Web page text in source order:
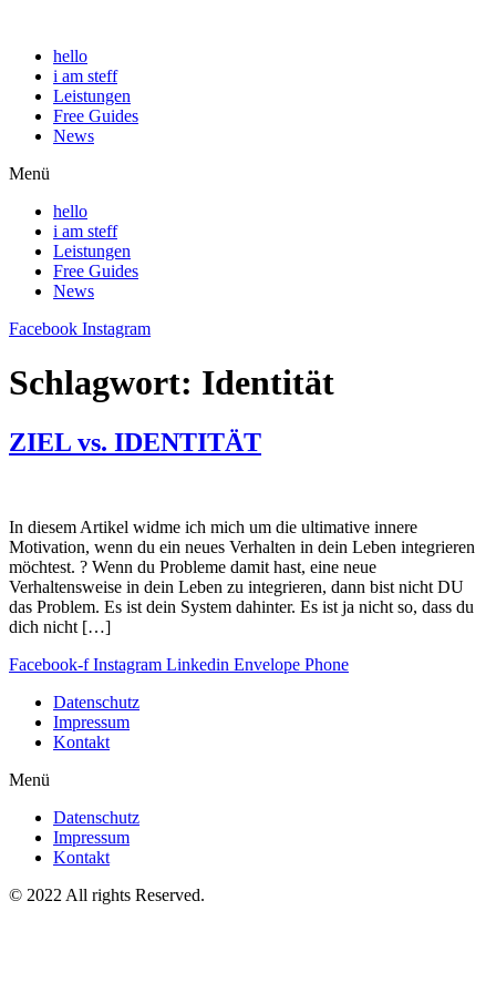
hello
i am steff
Leistungen
Free Guides
News
Menü
hello
i am steff
Leistungen
Free Guides
News
Facebook Instagram
Schlagwort: Identität
ZIEL vs. IDENTITÄT
In diesem Artikel widme ich mich um die ultimative innere
Motivation, wenn du ein neues Verhalten in dein Leben integrieren
möchtest. ? Wenn du Probleme damit hast, eine neue
Verhaltensweise in dein Leben zu integrieren, dann bist nicht DU
das Problem. Es ist dein System dahinter. Es ist ja nicht so, dass du
dich nicht […]
Facebook-f Instagram Linkedin Envelope Phone
Datenschutz
Impressum
Kontakt
Menü
Datenschutz
Impressum
Kontakt
© 2022 All rights Reserved.